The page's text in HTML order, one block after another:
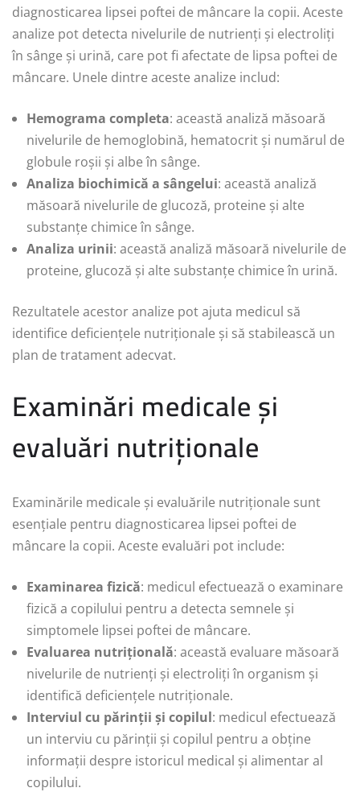
diagnosticarea lipsei poftei de mâncare la copii. Aceste
analize pot detecta nivelurile de nutrienți și electroliți
în sânge și urină, care pot fi afectate de lipsa poftei de
mâncare. Unele dintre aceste analize includ:
Hemograma completa: această analiză măsoară
nivelurile de hemoglobină, hematocrit și numărul de
globule roșii și albe în sânge.
Analiza biochimică a sângelui: această analiză
măsoară nivelurile de glucoză, proteine și alte
substanțe chimice în sânge.
Analiza urinii: această analiză măsoară nivelurile de
proteine, glucoză și alte substanțe chimice în urină.
Rezultatele acestor analize pot ajuta medicul să
identifice deficiențele nutriționale și să stabilească un
plan de tratament adecvat.
Examinări medicale și
evaluări nutriționale
Examinările medicale și evaluările nutriționale sunt
esențiale pentru diagnosticarea lipsei poftei de
mâncare la copii. Aceste evaluări pot include:
Examinarea fizică: medicul efectuează o examinare
fizică a copilului pentru a detecta semnele și
simptomele lipsei poftei de mâncare.
Evaluarea nutrițională: această evaluare măsoară
nivelurile de nutrienți și electroliți în organism și
identifică deficiențele nutriționale.
Interviul cu părinții și copilul: medicul efectuează
un interviu cu părinții și copilul pentru a obține
informații despre istoricul medical și alimentar al
copilului.